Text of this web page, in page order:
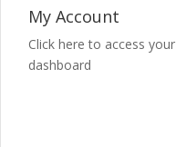
My Account
Click here to access your
dashboard